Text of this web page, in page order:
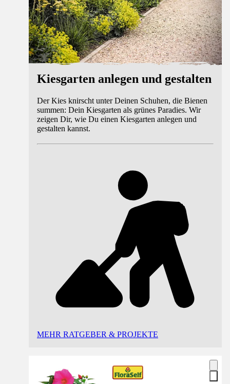
Kiesgarten anlegen und gestalten
Der Kies knirscht unter Deinen Schuhen, die Bienen
summen: Dein Kiesgarten als grünes Paradies. Wir
zeigen Dir, wie Du einen Kiesgarten anlegen und
gestalten kannst.
MEHR RATGEBER & PROJEKTE